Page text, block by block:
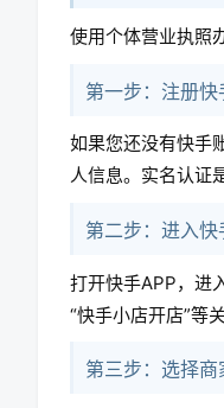
使用个体营业执照
第一步：注册
如果您还没有快手
人信息。实名认证
第二步：进入
打开快手APP，进
“快手小店开店”等
第三步：选择